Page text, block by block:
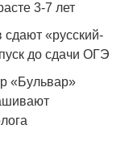
3-7 лет
сдают «русский-
до сдачи ОГЭ
«Бульвар»